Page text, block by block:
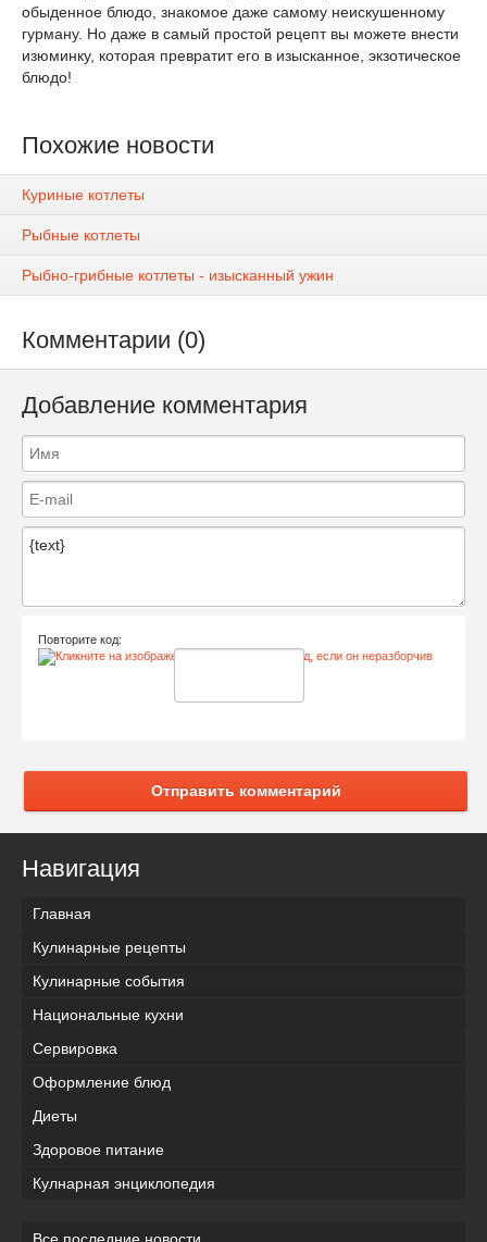
обыденное блюдо, знакомое даже самому неискушенному
гурману. Но даже в самый простой рецепт вы можете внести
изюминку, которая превратит его в изысканное, экзотическое
блюдо!
Похожие новости
Куриные котлеты
Рыбные котлеты
Рыбно-грибные котлеты - изысканный ужин
Комментарии (0)
Добавление комментария
Повторите код:
Отправить комментарий
Навигация
Главная
Кулинарные рецепты
Кулинарные события
Национальные кухни
Сервировка
Оформление блюд
Диеты
Здоровое питание
Кулнарная энциклопедия
Все последние новости